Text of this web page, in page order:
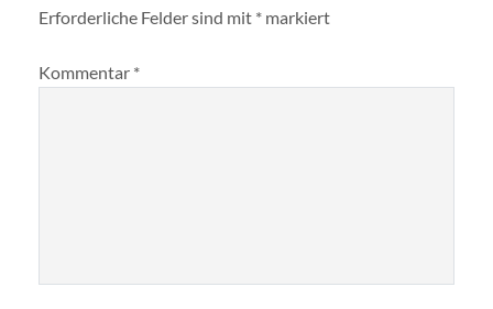
Erforderliche Felder sind mit * markiert
Kommentar *